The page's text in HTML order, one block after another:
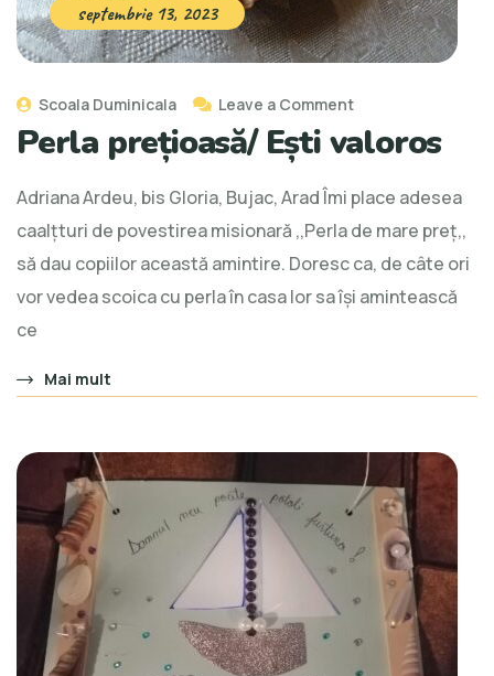
septembrie 13, 2023
Scoala Duminicala Leave a Comment
Perla prețioasă/ Ești valoros
Adriana Ardeu, bis Gloria, Bujac, Arad Îmi place adesea
caalțturi de povestirea misionară ,,Perla de mare preț,,
să dau copiilor această amintire. Doresc ca, de câte ori
vor vedea scoica cu perla în casa lor sa își amintească
ce
Mai mult